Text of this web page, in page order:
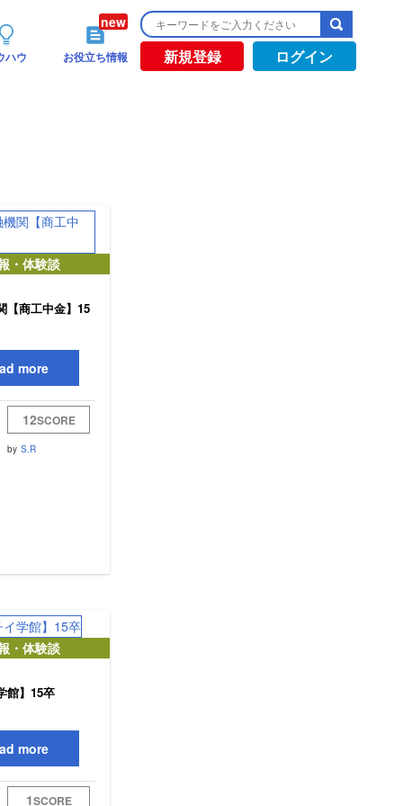
ハウ お役立ち情報 新規登録 ログイン
・体験談
【商工中金】15
more
12SCORE
by S.R
・体験談
館】15卒
more
1SCORE